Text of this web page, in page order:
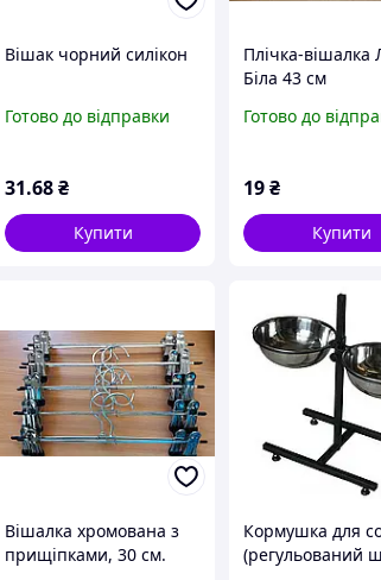
Вішак чорний силікон
Готово до відправки
31.68₴
Купити
Плічка-вішалка
Біла 43 см
Готово до
19₴
Купити
Вішалка хромована з
прищіпками, 30 см.
Кормушка для
(регульований